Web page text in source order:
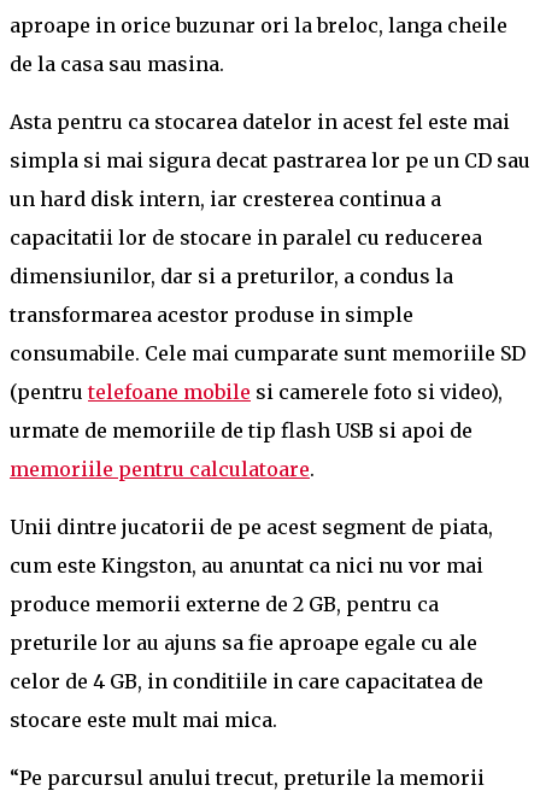
aproape in orice buzunar ori la breloc, langa cheile
de la casa sau masina.
Asta pentru ca stocarea datelor in acest fel este mai
simpla si mai sigura decat pastrarea lor pe un CD sau
un hard disk intern, iar cresterea continua a
capacitatii lor de stocare in paralel cu reducerea
dimensiunilor, dar si a preturilor, a condus la
transformarea acestor produse in simple
consumabile. Cele mai cumparate sunt memoriile SD
(pentrutelefoane mobile si camerele foto si video),
urmate de memoriile de tip flash USB si apoi de
memoriile pentru calculatoare.
Unii dintre jucatorii de pe acest segment de piata,
cum este Kingston, au anuntat ca nici nu vor mai
produce memorii externe de 2 GB, pentru ca
preturile lor au ajuns sa fie aproape egale cu ale
celor de 4 GB, in conditiile in care capacitatea de
stocare este mult mai mica.
“Pe parcursul anului trecut, preturile la memorii